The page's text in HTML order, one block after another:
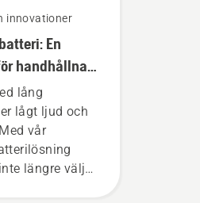
innovationer
En
handhållna,
lång
lågt ljud och
vår
längre välja.